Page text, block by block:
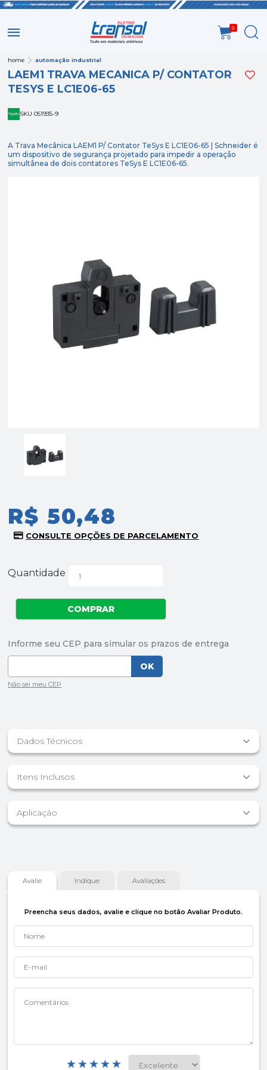
0
home automação industrial
LAEM1 TRAVA MECANICA P/ CONTATOR
TESYS E LC1E06-65
SKU 051935-9
A Trava Mecânica LAEM1 P/ Contator TeSys E LC1E06-65 | Schneider é
um dispositivo de segurança projetado para impedir a operação
simultânea de dois contatores TeSys E LC1E06-65.
R$ 50,48
Quantidade
Dados Técnicos
Itens Inclusos
Aplicação
Avalie Indique Avaliações
Preencha seus dados, avalie e clique no botão Avaliar Produto.